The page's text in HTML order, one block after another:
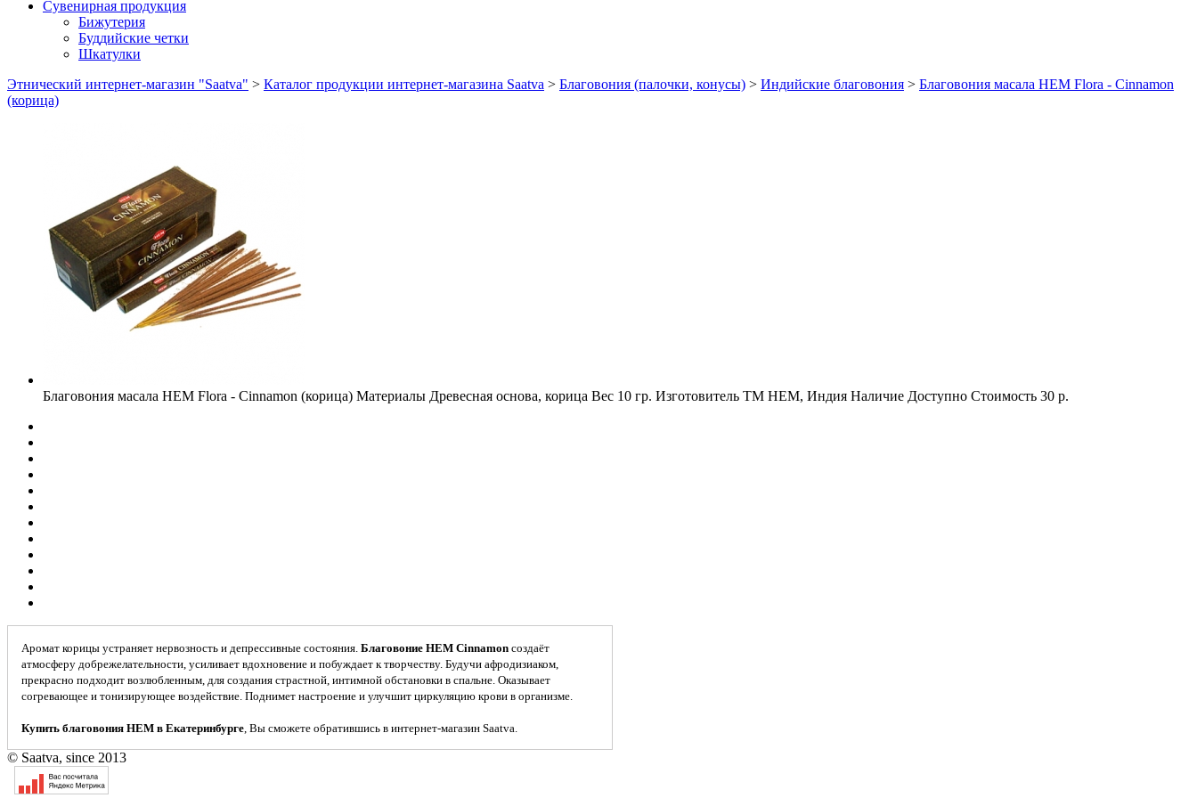
Сувенирная продукция
Бижутерия
Буддийские четки
Шкатулки
Этнический интернет-магазин "Saatva" > Каталог продукции интернет-магазина Saatva > Благовония (палочки, конусы) > Индийские благовония > Благовония масала HEM Flora - Cinnamon
(корица)
Благовония масала HEM Flora - Cinnamon (корица) Материалы Древесная основа, корица Вес 10 гр. Изготовитель ТМ HEM, Индия Наличие Доступно Стоимость 30 р.
Аромат корицы устраняет нервозность и депрессивные состояния. Благовоние HEM Cinnamon создаёт
атмосферу добрежелательности, усиливает вдохновение и побуждает к творчеству. Будучи афродизиаком,
прекрасно подходит возлюбленным, для создания страстной, интимной обстановки в спальне. Оказывает
согревающее и тонизирующее воздействие. Поднимет настроение и улучшит циркуляцию крови в организме.
Купить благовония HEM в Екатеринбурге, Вы сможете обратившись в интернет-магазин Saatva.
© Saatva, since 2013